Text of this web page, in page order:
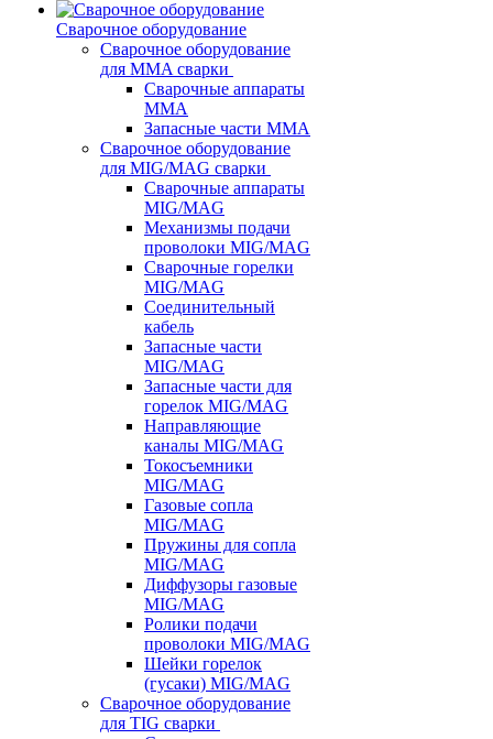
Сварочное оборудование
Сварочное оборудование
для MMA сварки
Сварочные аппараты
MMA
Запасные части MMA
Сварочное оборудование
для MIG/MAG сварки
Сварочные аппараты
MIG/MAG
Механизмы подачи
проволоки MIG/MAG
Сварочные горелки
MIG/MAG
Соединительный
кабель
Запасные части
MIG/MAG
Запасные части для
горелок MIG/MAG
Направляющие
каналы MIG/MAG
Токосъемники
MIG/MAG
Газовые сопла
MIG/MAG
Пружины для сопла
MIG/MAG
Диффузоры газовые
MIG/MAG
Ролики подачи
проволоки MIG/MAG
Шейки горелок
(гусаки) MIG/MAG
Сварочное оборудование
для TIG сварки